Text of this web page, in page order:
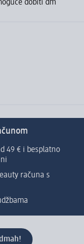
dobiti dm
49 € i besplatno
računa s